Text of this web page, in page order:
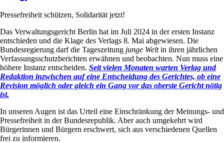
Pressefreiheit schützen, Solidarität jetzt!
Das Verwaltungsgericht Berlin hat im Juli 2024 in der ersten Instanz
entschieden und die Klage des Verlags 8. Mai abgewiesen. Die
Bundesregierung darf die Tageszeitung junge Weltin ihren jährlichen
Verfassungsschutzberichten erwähnen und beobachten. Nun muss eine
höhere Instanz entscheiden. Seit vielen Monaten warten Verlag und
Redaktion inzwischen auf eine Entscheidung des Gerichtes, ob eine
Revision möglich oder gleich ein Gang vor das oberste Gericht nötig
ist.
In unseren Augen ist das Urteil eine Einschränkung der Meinungs- und
Pressefreiheit in der Bundesrepublik. Aber auch umgekehrt wird
Bürgerinnen und Bürgern erschwert, sich aus verschiedenen Quellen
frei zu informieren.